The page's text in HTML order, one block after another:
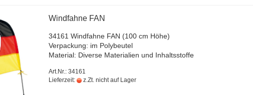
Wind­fah­ne FAN
34161 Wind­fah­ne FAN (100 cm Höhe)
Ver­pa­ckung: im Po­ly­beu­tel
Ma­te­ri­al: Di­ver­se Ma­te­ria­li­en und In­halts­stof­fe
Art.Nr.: 34161
Lieferzeit:
z.Zt. nicht auf Lager